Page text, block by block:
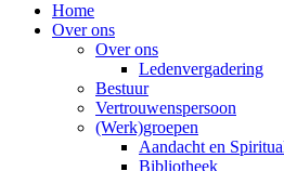
Home
Over ons
Over ons
Ledenvergadering
Bestuur
Vertrouwenspersoon
(Werk)groepen
Aandacht en
Bibliotheek